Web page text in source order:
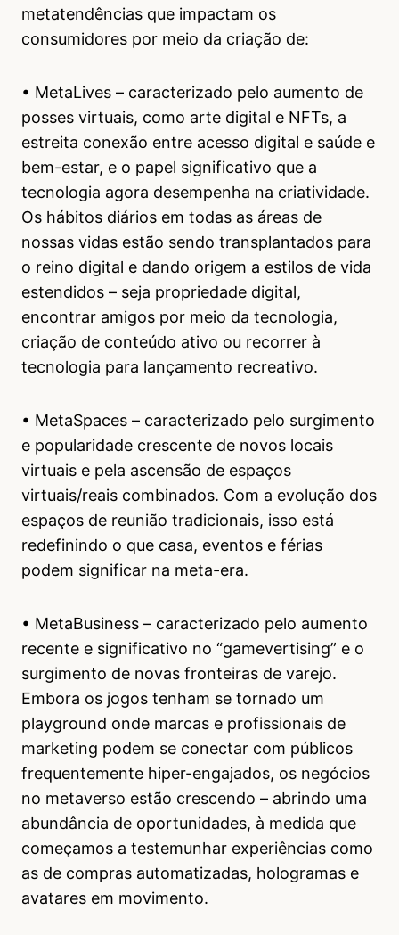
metatendências que impactam os
consumidores por meio da criação de:
• MetaLives – caracterizado pelo aumento de
posses virtuais, como arte digital e NFTs, a
estreita conexão entre acesso digital e saúde e
bem-estar, e o papel significativo que a
tecnologia agora desempenha na criatividade.
Os hábitos diários em todas as áreas de
nossas vidas estão sendo transplantados para
o reino digital e dando origem a estilos de vida
estendidos – seja propriedade digital,
encontrar amigos por meio da tecnologia,
criação de conteúdo ativo ou recorrer à
tecnologia para lançamento recreativo.
• MetaSpaces – caracterizado pelo surgimento
e popularidade crescente de novos locais
virtuais e pela ascensão de espaços
virtuais/reais combinados. Com a evolução dos
espaços de reunião tradicionais, isso está
redefinindo o que casa, eventos e férias
podem significar na meta-era.
• MetaBusiness – caracterizado pelo aumento
recente e significativo no “gamevertising” e o
surgimento de novas fronteiras de varejo.
Embora os jogos tenham se tornado um
playground onde marcas e profissionais de
marketing podem se conectar com públicos
frequentemente hiper-engajados, os negócios
no metaverso estão crescendo – abrindo uma
abundância de oportunidades, à medida que
começamos a testemunhar experiências como
as de compras automatizadas, hologramas e
avatares em movimento.